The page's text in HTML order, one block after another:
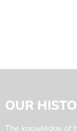
OUR
The knowledge of